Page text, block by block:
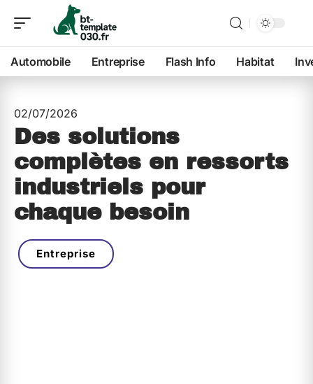
Automobile Entreprise Flash Info Habitat
02/07/2026
Des solutions
complètes en ressorts
industriels pour
chaque besoin
Entreprise